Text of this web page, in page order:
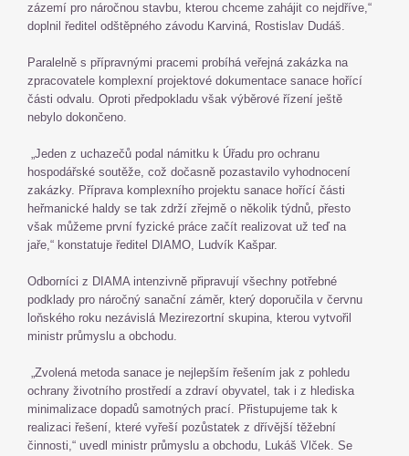
zázemí pro náročnou stavbu, kterou chceme zahájit co nejdříve,“
doplnil ředitel odštěpného závodu Karviná, Rostislav Dudáš.
Paralelně s přípravnými pracemi probíhá veřejná zakázka na
zpracovatele komplexní projektové dokumentace sanace hořící
části odvalu. Oproti předpokladu však výběrové řízení ještě
nebylo dokončeno.
„Jeden z uchazečů podal námitku k Úřadu pro ochranu
hospodářské soutěže, což dočasně pozastavilo vyhodnocení
zakázky. Příprava komplexního projektu sanace hořící části
heřmanické haldy se tak zdrží zřejmě o několik týdnů, přesto
však můžeme první fyzické práce začít realizovat už teď na
jaře,“ konstatuje ředitel DIAMO, Ludvík Kašpar.
Odborníci z DIAMA intenzivně připravují všechny potřebné
podklady pro náročný sanační záměr, který doporučila v červnu
loňského roku nezávislá Mezirezortní skupina, kterou vytvořil
ministr průmyslu a obchodu.
„Zvolená metoda sanace je nejlepším řešením jak z pohledu
ochrany životního prostředí a zdraví obyvatel, tak i z hlediska
minimalizace dopadů samotných prací. Přistupujeme tak k
realizaci řešení, které vyřeší pozůstatek z dřívější těžební
činnosti,“ uvedl ministr průmyslu a obchodu, Lukáš Vlček. Se